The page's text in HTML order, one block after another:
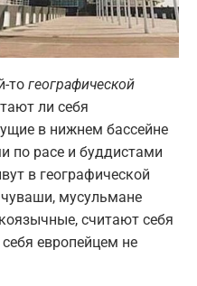
то географической
ли себя
в нижнем бассейне
по расе и буддистами
в географической
мусульмане
считают себя
европейцем не